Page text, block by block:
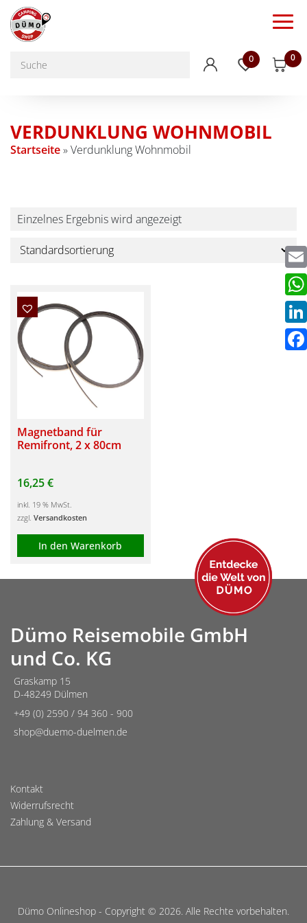
0 0
VERDUNKLUNG WOHNMOBIL
Startseite»Verdunklung Wohnmobil
Einzelnes Ergebnis wird angezeigt
Magnetband für
Remifront, 2 x 80cm
16,25€
inkl. 19 % MwSt.
zzgl. Versandkosten
In den Warenkorb
Dümo Reisemobile GmbH
und Co. KG
Graskamp 15
D-48249 Dülmen
+49 (0) 2590 / 94 360 - 900
shop@duemo-duelmen.de
Kontakt
Widerrufsrecht
Zahlung & Versand
Dümo Onlineshop - Copyright © 2026. Alle Rechte vorbehalten.